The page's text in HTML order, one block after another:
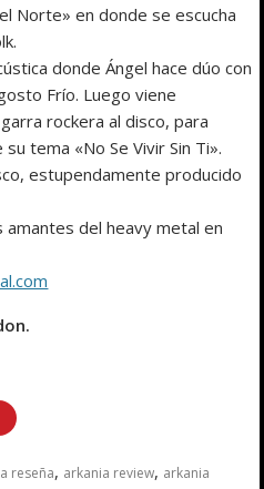
Norte» en donde se escucha
donde Ángel hace dúo con
Frío. Luego viene
rockera al disco, para
tema «No Se Vivir Sin Ti».
estupendamente producido
del heavy metal en
reseña, arkania review, arkania